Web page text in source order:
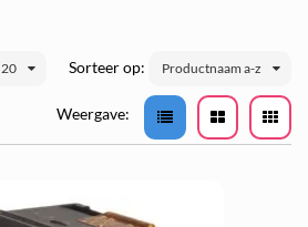
Sorteer op: Productnaam a-z
20
Weergave: